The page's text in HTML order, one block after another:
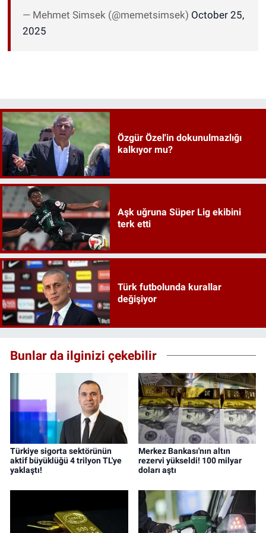
— Mehmet Simsek (@memetsimsek) October 25,
2025
Özgür Özel'in dokunulmazlığı
kalkıyor mu?
Aşk uğruna Süper Lig ekibini
terk etti
Türk futbolunda kurallar
değişiyor
Bunlar da ilginizi çekebilir
Türkiye sigorta sektörünün
aktif büyüklüğü 4 trilyon TL'ye
yaklaştı!
Merkez Bankası'nın altın
rezervi yükseldi! 100 milyar
doları aştı